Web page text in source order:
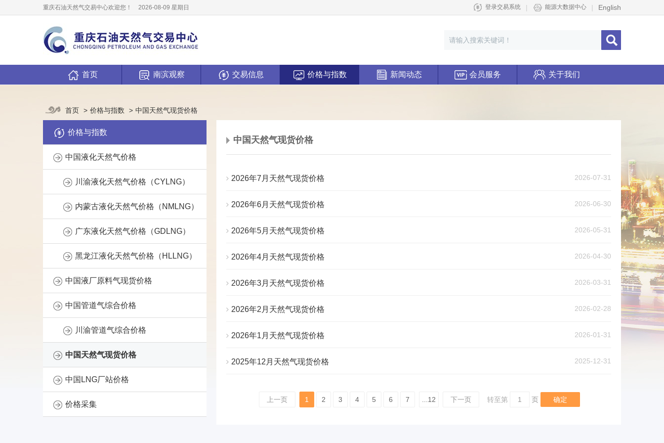
重庆石油天然气交易中心欢迎您！ 2026-08-09 星期日 登录交易系统 | 能源大数据中心 | English
首页 南滨观察 交易信息 价格与指数 新闻动态 会员服务 关于我们
首页 价格与指数 中国天然气现货价格
价格与指数
中国液化天然气价格
川渝液化天然气价格（CYLNG）
内蒙古液化天然气价格（NMLNG）
广东液化天然气价格（GDLNG）
黑龙江液化天然气价格（HLLNG）
中国液厂原料气现货价格
中国管道气综合价格
川渝管道气综合价格
中国天然气现货价格
中国LNG厂站价格
价格采集
中国天然气现货价格
2026-07-31
2026年7月天然气现货价格
2026-06-30
2026年6月天然气现货价格
2026-05-31
2026年5月天然气现货价格
2026-04-30
2026年4月天然气现货价格
2026-03-31
2026年3月天然气现货价格
2026-02-28
2026年2月天然气现货价格
2026-01-31
2026年1月天然气现货价格
2025-12-31
2025年12月天然气现货价格
上一页 1 2 3 4 5 6 7 ...12 下一页 转至第 确定